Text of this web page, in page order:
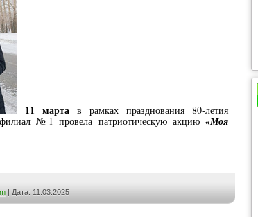
11 марта в рамках празднования 80-летия
№1 провела патриотическую акцию «Моя
Дата: 11.03.2025